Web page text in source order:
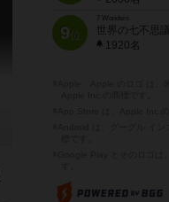
9位
7 Wonders
世界の七不思議
1920名